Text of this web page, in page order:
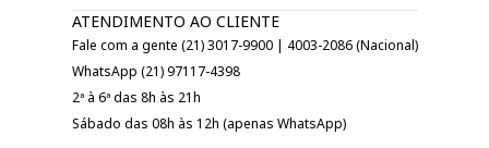
ATENDIMENTO AO CLIENTE
Fale com a gente (21) 3017-9900 | 4003-2086 (Nacional)
WhatsApp (21) 97117-4398
2ª à 6ª das 8h às 21h
Sábado das 08h às 12h (apenas WhatsApp)